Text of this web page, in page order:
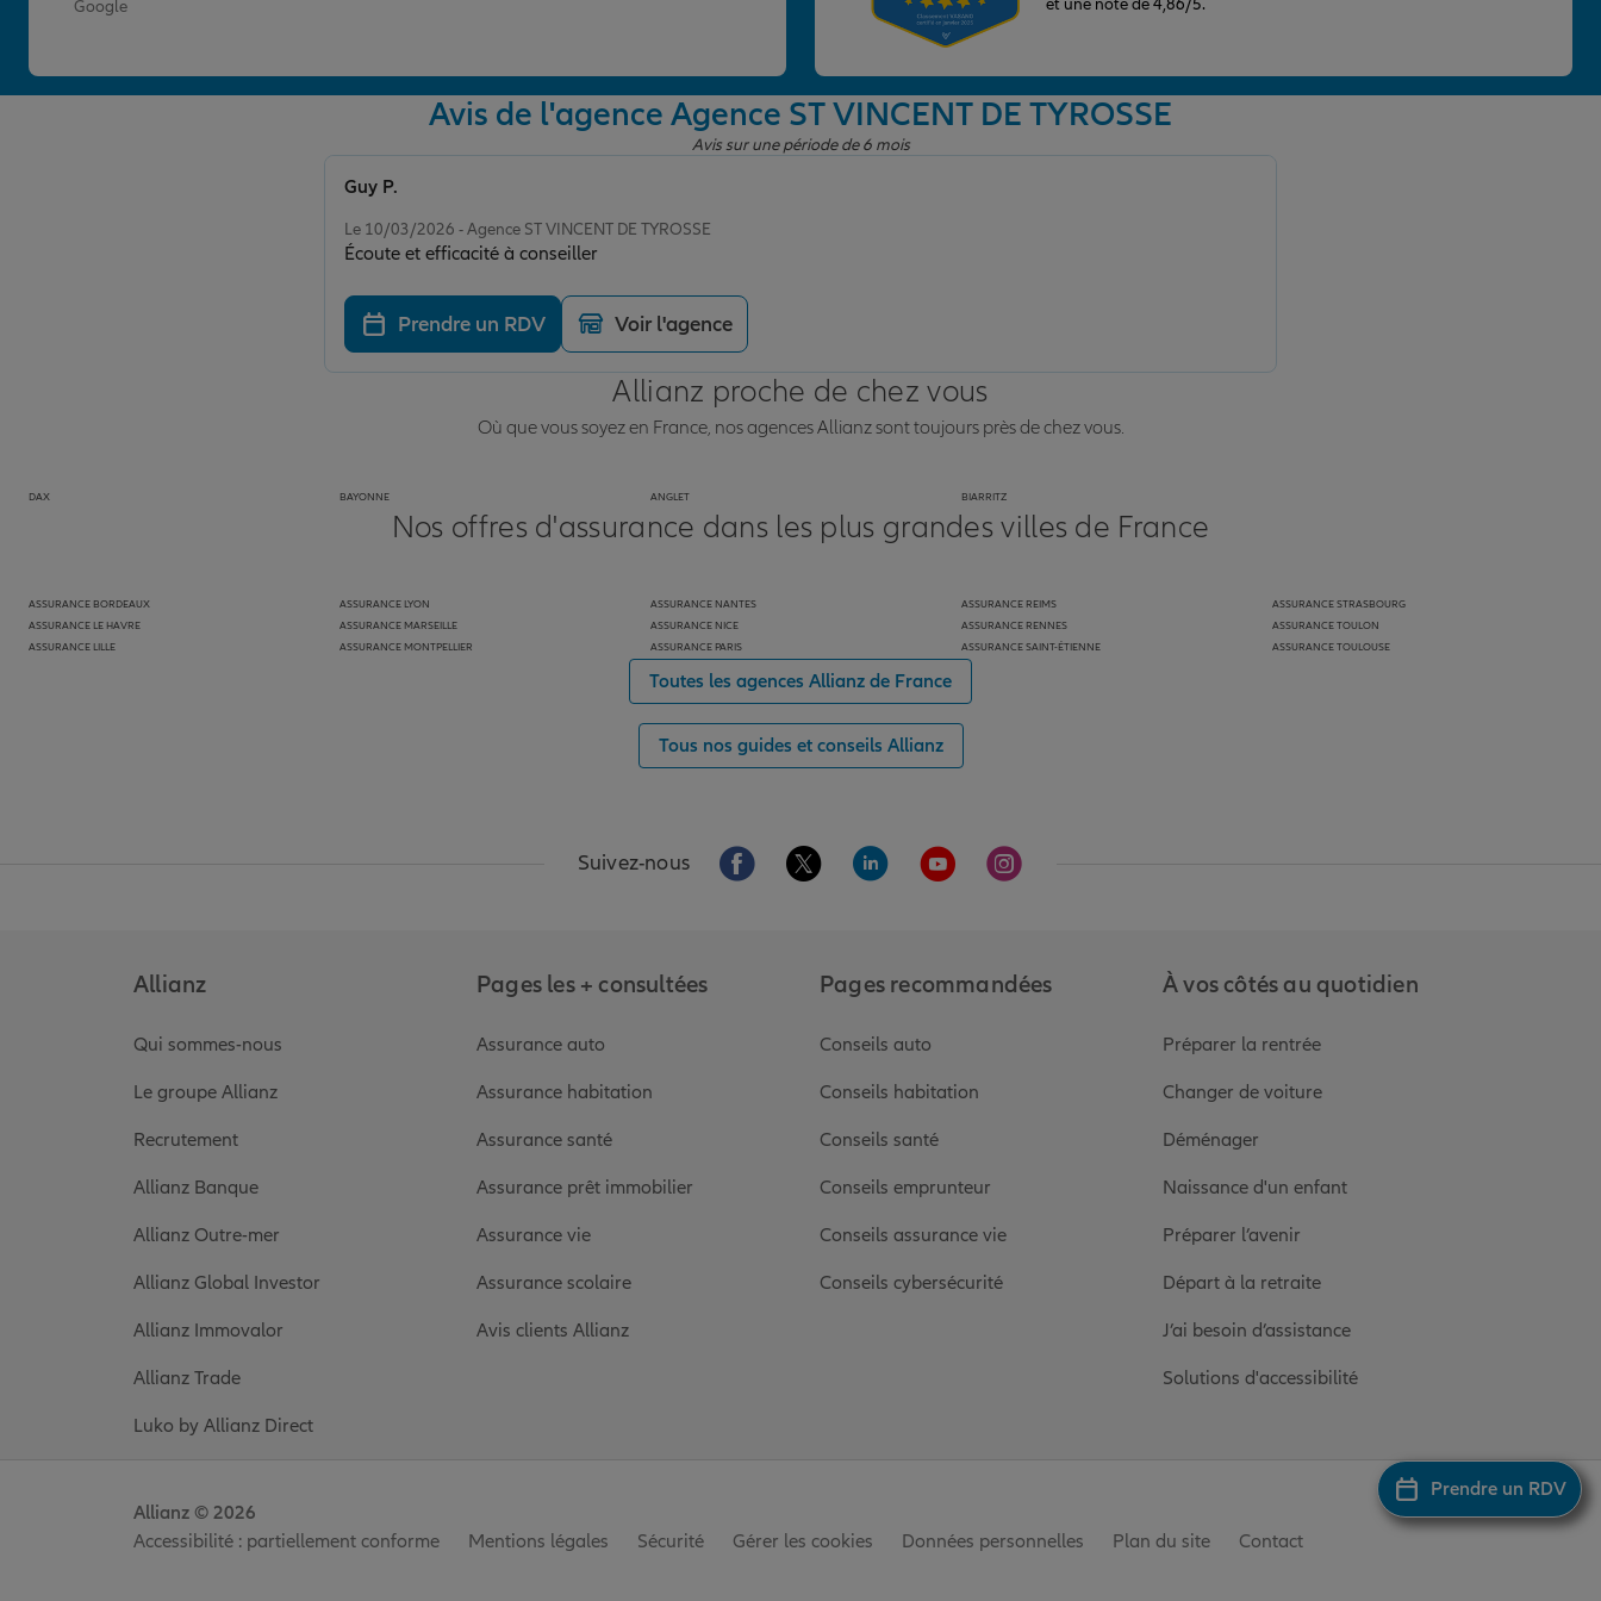
Prendre un RDV
Google
Avis de l'agence Agence ST VINCENT DE TYROSSE
Avis sur une période de 6 mois
Le 10/03/2026 - Agence ST VINCENT DE TYROSSE
Écoute et efficacité à conseiller
Guy P.
Prendre un RDV Voir l'agence
Allianz proche de chez vous
Où que vous soyez en France, nos agences Allianz sont toujours près de chez vous.
DAX BAYONNE ANGLET BIARRITZ
Nos offres d'assurance dans les plus grandes villes de France
ASSURANCE BORDEAUX
ASSURANCE LE HAVRE
ASSURANCE LILLE
ASSURANCE LYON
ASSURANCE MARSEILLE
ASSURANCE MONTPELLIER
ASSURANCE NANTES
ASSURANCE NICE
ASSURANCE PARIS
ASSURANCE REIMS
ASSURANCE RENNES
ASSURANCE SAINT-ÉTIENNE
ASSURANCE STRASBOURG
ASSURANCE TOULON
ASSURANCE TOULOUSE
Toutes les agences Allianz de France
Tous nos guides et conseils Allianz
Suivez-nous Aller sur la page Facebook de Allianz
Aller sur la page Twitter de Allianz
Aller sur la page Linkedin de Allianz
Aller sur la page Youtube de Allianz
Aller sur la page Instagram de Allianz
Allianz
Qui sommes-nous
Le groupe Allianz
Recrutement
Allianz Banque
Allianz Outre-mer
Allianz Global Investor
Allianz Immovalor
Allianz Trade
Luko by Allianz Direct
Pages les + consultées
Assurance auto
Assurance habitation
Assurance santé
Assurance prêt immobilier
Assurance vie
Assurance scolaire
Avis clients Allianz
Pages recommandées
Conseils auto
Conseils habitation
Conseils santé
Conseils emprunteur
Conseils assurance vie
Conseils cybersécurité
À vos côtés au quotidien
Préparer la rentrée
Changer de voiture
Déménager
Naissance d'un enfant
Préparer l’avenir
Départ à la retraite
J’ai besoin d’assistance
Solutions d'accessibilité
Accessibilité : partiellement conforme Mentions légales Sécurité Gérer les cookies Données personnelles Plan du site Contact
Allianz © 2026